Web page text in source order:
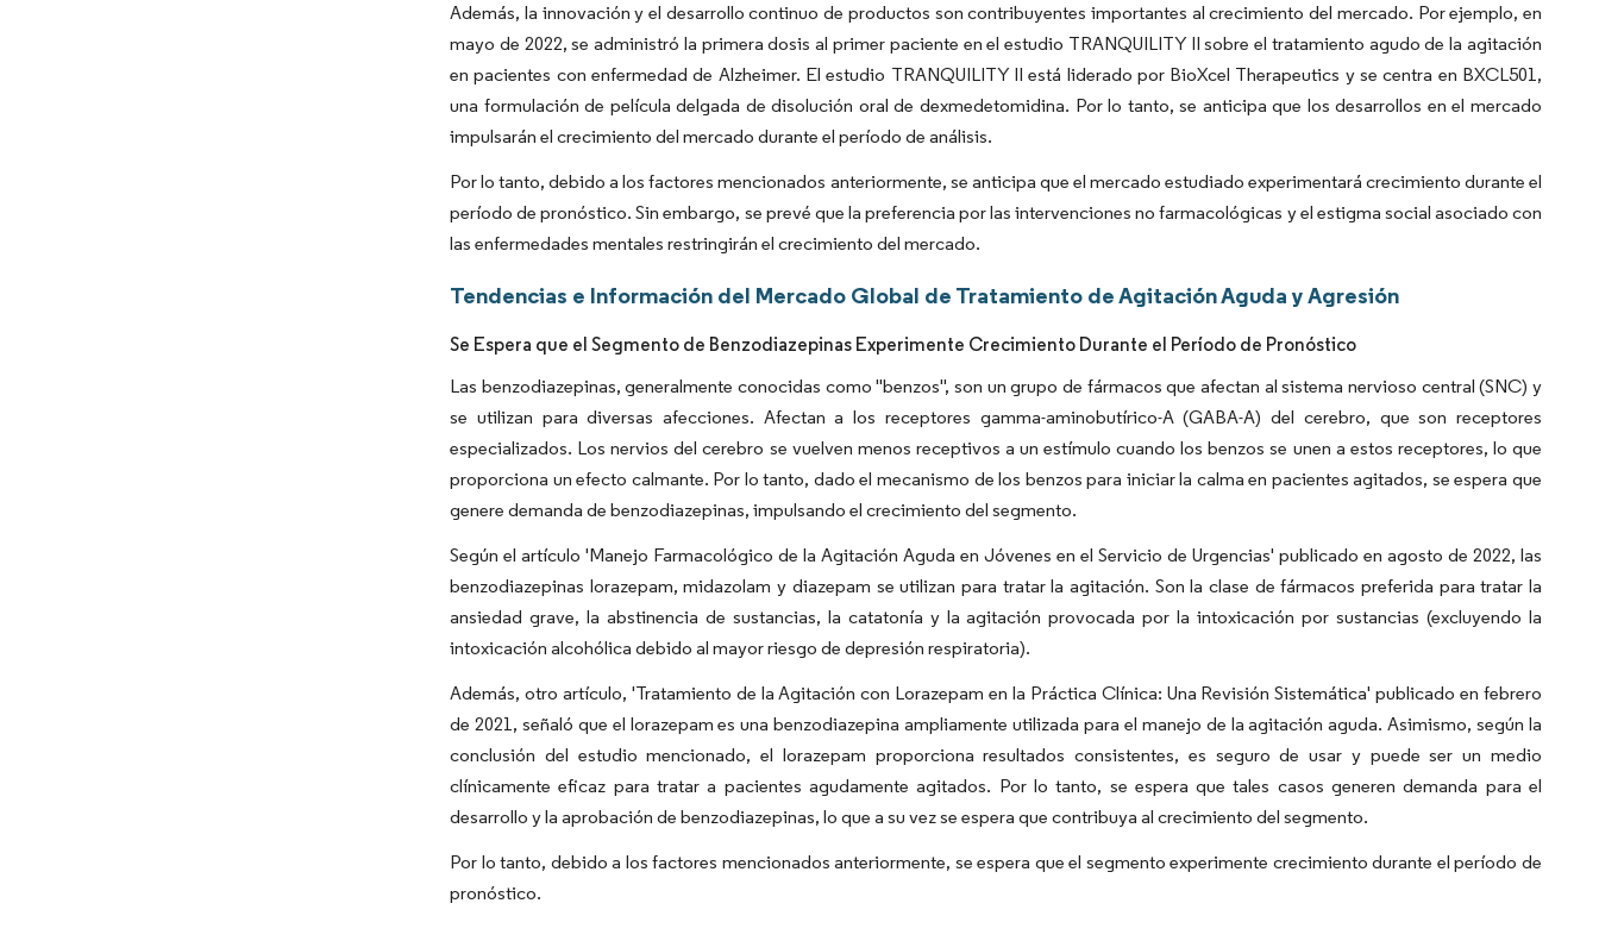
Además, la innovación y el desarrollo continuo de productos son contribuyentes importantes al crecimiento del mercado. Por ejemplo, en
mayo de 2022, se administró la primera dosis al primer paciente en el estudio TRANQUILITY II sobre el tratamiento agudo de la agitación
en pacientes con enfermedad de Alzheimer. El estudio TRANQUILITY II está liderado por BioXcel Therapeutics y se centra en BXCL501,
una formulación de película delgada de disolución oral de dexmedetomidina. Por lo tanto, se anticipa que los desarrollos en el mercado
impulsarán el crecimiento del mercado durante el período de análisis.
Por lo tanto, debido a los factores mencionados anteriormente, se anticipa que el mercado estudiado experimentará crecimiento durante el
período de pronóstico. Sin embargo, se prevé que la preferencia por las intervenciones no farmacológicas y el estigma social asociado con
las enfermedades mentales restringirán el crecimiento del mercado.
Tendencias e Información del Mercado Global de Tratamiento de Agitación Aguda y Agresión
Se Espera que el Segmento de Benzodiazepinas Experimente Crecimiento Durante el Período de Pronóstico
Las benzodiazepinas, generalmente conocidas como "benzos", son un grupo de fármacos que afectan al sistema nervioso central (SNC) y
se utilizan para diversas afecciones. Afectan a los receptores gamma-aminobutírico-A (GABA-A) del cerebro, que son receptores
especializados. Los nervios del cerebro se vuelven menos receptivos a un estímulo cuando los benzos se unen a estos receptores, lo que
proporciona un efecto calmante. Por lo tanto, dado el mecanismo de los benzos para iniciar la calma en pacientes agitados, se espera que
genere demanda de benzodiazepinas, impulsando el crecimiento del segmento.
Según el artículo 'Manejo Farmacológico de la Agitación Aguda en Jóvenes en el Servicio de Urgencias' publicado en agosto de 2022, las
benzodiazepinas lorazepam, midazolam y diazepam se utilizan para tratar la agitación. Son la clase de fármacos preferida para tratar la
ansiedad grave, la abstinencia de sustancias, la catatonía y la agitación provocada por la intoxicación por sustancias (excluyendo la
intoxicación alcohólica debido al mayor riesgo de depresión respiratoria).
Además, otro artículo, 'Tratamiento de la Agitación con Lorazepam en la Práctica Clínica: Una Revisión Sistemática' publicado en febrero
de 2021, señaló que el lorazepam es una benzodiazepina ampliamente utilizada para el manejo de la agitación aguda. Asimismo, según la
conclusión del estudio mencionado, el lorazepam proporciona resultados consistentes, es seguro de usar y puede ser un medio
clínicamente eficaz para tratar a pacientes agudamente agitados. Por lo tanto, se espera que tales casos generen demanda para el
desarrollo y la aprobación de benzodiazepinas, lo que a su vez se espera que contribuya al crecimiento del segmento.
Por lo tanto, debido a los factores mencionados anteriormente, se espera que el segmento experimente crecimiento durante el período de
pronóstico.